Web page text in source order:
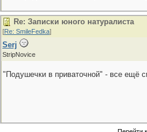
Re: Записки юного натуралиста
[Re: SmileFedka]
Serj
StripNovice
"Подушечки в приваточной" - все ещё